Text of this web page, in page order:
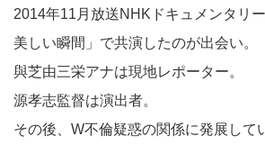
2014年11月放送NHKドキュメンタリ
美しい瞬間」で共演したのが出会い。
與芝由三栄アナは現地レポーター。
源孝志監督は演出者。
その後、W不倫疑惑の関係に発展して